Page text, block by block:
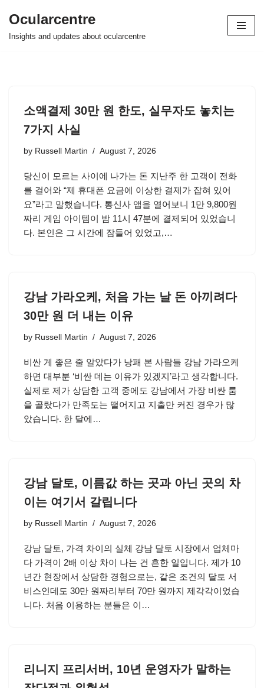
Skip
Ocularcentre
Insights and updates about ocularcentre
소액결제 30만 원 한도, 실무자도 놓치는
7가지 사실
by Russell Martin August 7, 2026
당신이 모르는 사이에 나가는 돈 지난주 한 고객이 전화
를 걸어와 “제 휴대폰 요금에 이상한 결제가 잡혀 있어
요”라고 말했습니다. 통신사 앱을 열어보니 1만 9,800원
짜리 게임 아이템이 밤 11시 47분에 결제되어 있었습니
다. 본인은 그 시간에 잠들어 있었고,…
강남 가라오케, 처음 가는 날 돈 아끼려다
30만 원 더 내는 이유
by Russell Martin August 7, 2026
비싼 게 좋은 줄 알았다가 낭패 본 사람들 강남 가라오케
하면 대부분 ‘비싼 데는 이유가 있겠지’라고 생각합니다.
실제로 제가 상담한 고객 중에도 강남에서 가장 비싼 룸
을 골랐다가 만족도는 떨어지고 지출만 커진 경우가 많
았습니다. 한 달에…
강남 달토, 이름값 하는 곳과 아닌 곳의 차
이는 여기서 갈립니다
by Russell Martin August 7, 2026
강남 달토, 가격 차이의 실체 강남 달토 시장에서 업체마
다 가격이 2배 이상 차이 나는 건 흔한 일입니다. 제가 10
년간 현장에서 상담한 경험으로는, 같은 조건의 달토 서
비스인데도 30만 원짜리부터 70만 원까지 제각각이었습
니다. 처음 이용하는 분들은 이…
리니지 프리서버, 10년 운영자가 말하는